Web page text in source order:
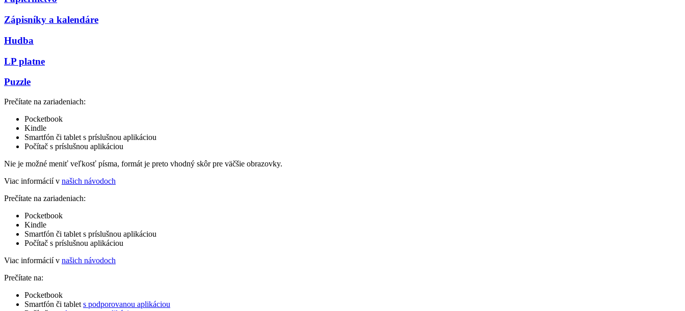
Zápisníky a kalendáre
Hudba
LP platne
Puzzle
Prečítate na zariadeniach:
Pocketbook
Kindle
Smartfón či tablet s príslušnou aplikáciou
Počítač s príslušnou aplikáciou
Nie je možné meniť veľkosť písma, formát je preto vhodný skôr pre väčšie obrazovky.
Viac informácií v našich návodoch
Prečítate na zariadeniach:
Pocketbook
Kindle
Smartfón či tablet s príslušnou aplikáciou
Počítač s príslušnou aplikáciou
Viac informácií v našich návodoch
Prečítate na:
Pocketbook
Smartfón či tablet s podporovanou aplikáciou